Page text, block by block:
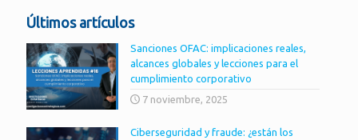
Últimos artículos
Sanciones OFAC: implicaciones reales,
alcances globales y lecciones para el
cumplimiento corporativo
7 noviembre, 2025
Ciberseguridad y fraude: ¿están los